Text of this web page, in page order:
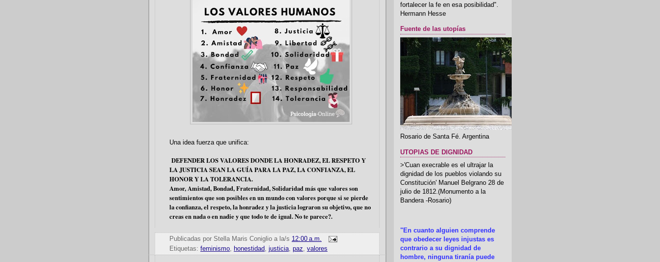
Una idea fuerza que unifica:
DEFENDER LOS VALORES DONDE LA HONRADEZ, EL RESPETO Y
LA JUSTICIA SEAN LA GUÍA PARA LA PAZ, LA CONFIANZA, EL
HONOR Y LA TOLERANCIA.
Amor, Amistad, Bondad, Fraternidad, Solidaridad más que valores son
sentimientos que son posibles en un mundo con valores porque si se pierde
la confianza, el respeto, la honradez y la justicia lograron su objetivo, que no
creas en nada o en nadie y que todo te de igual. No te parece?.
Publicadas por Stella Maris Coniglio a la/s 12:00 a.m.
Etiquetas: feminismo honestidad justicia paz valores
fortalecer la fe en esa posibilidad".
Hermann Hesse
Fuente de las utopías
Rosario de Santa Fé. Argentina
UTOPIAS DE DIGNIDAD
>'Cuan execrable es el ultrajar la
dignidad de los pueblos violando su
Constitución' Manuel Belgrano 28 de
julio de 1812.(Monumento a la
Bandera -Rosario)
"En cuanto alguien comprende
que obedecer leyes injustas es
contrario a su dignidad de
hombre, ninguna tiranía puede